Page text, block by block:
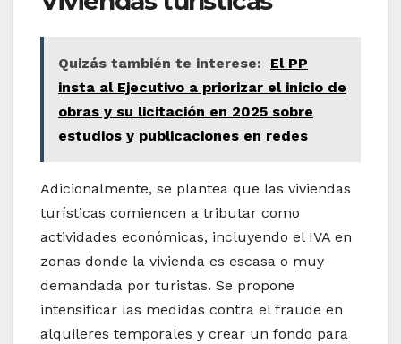
Quizás también te interese:
El PP
insta al Ejecutivo a priorizar el inicio de
obras y su licitación en 2025 sobre
estudios y publicaciones en redes
Adicionalmente, se plantea que las viviendas
turísticas comiencen a tributar como
actividades económicas, incluyendo el IVA en
zonas donde la vivienda es escasa o muy
demandada por turistas. Se propone
intensificar las medidas contra el fraude en
alquileres temporales y crear un fondo para